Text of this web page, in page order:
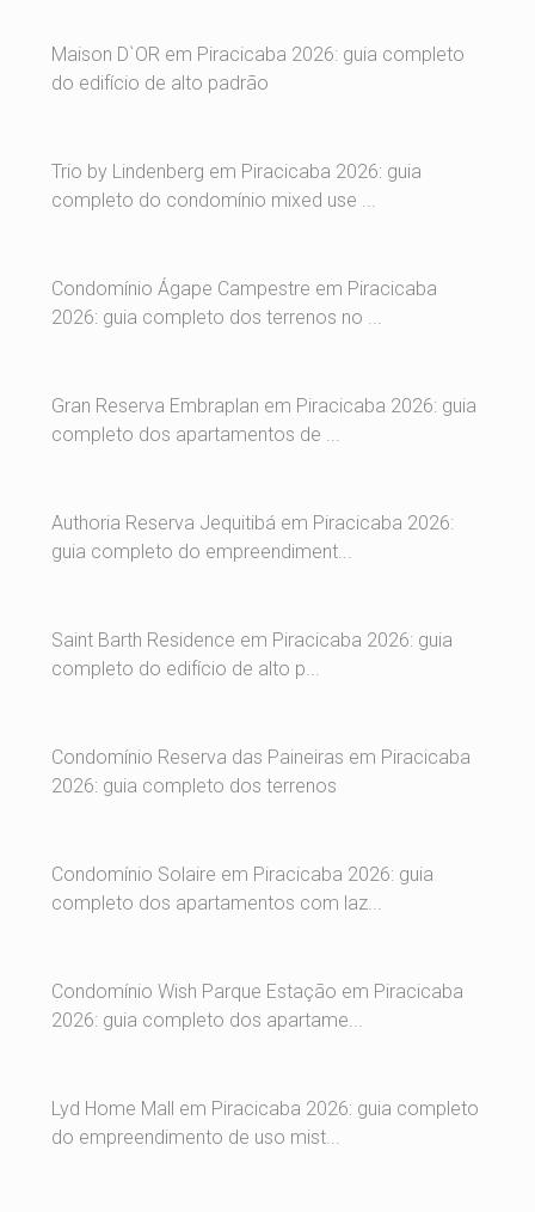
Maison D`OR em Piracicaba 2026: guia completo
do edifício de alto padrão
Trio by Lindenberg em Piracicaba 2026: guia
completo do condomínio mixed use ...
Condomínio Ágape Campestre em Piracicaba
2026: guia completo dos terrenos no ...
Gran Reserva Embraplan em Piracicaba 2026: guia
completo dos apartamentos de ...
Authoria Reserva Jequitibá em Piracicaba 2026:
guia completo do empreendiment...
Saint Barth Residence em Piracicaba 2026: guia
completo do edifício de alto p...
Condomínio Reserva das Paineiras em Piracicaba
2026: guia completo dos terrenos
Condomínio Solaire em Piracicaba 2026: guia
completo dos apartamentos com laz...
Condomínio Wish Parque Estação em Piracicaba
2026: guia completo dos apartame...
Lyd Home Mall em Piracicaba 2026: guia completo
do empreendimento de uso mist...